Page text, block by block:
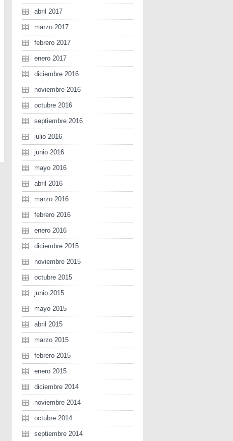
abril 2017
marzo 2017
febrero 2017
enero 2017
diciembre 2016
noviembre 2016
octubre 2016
septiembre 2016
julio 2016
junio 2016
mayo 2016
abril 2016
marzo 2016
febrero 2016
enero 2016
diciembre 2015
noviembre 2015
octubre 2015
junio 2015
mayo 2015
abril 2015
marzo 2015
febrero 2015
enero 2015
diciembre 2014
noviembre 2014
octubre 2014
septiembre 2014